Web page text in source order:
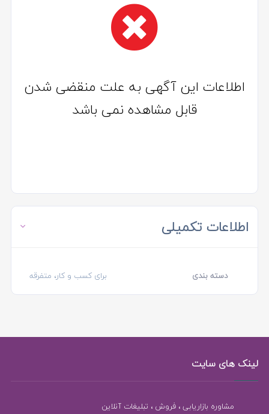
اطلاعات این آگهی به علت منقضی شدن
قابل مشاهده نمی باشد
اطلاعات تکمیلی
دسته بندی برای کسب و کار، متفرقه
لینک های سایت
مشاوره بازاریابی ، فروش ، تبلیغات آنلاین